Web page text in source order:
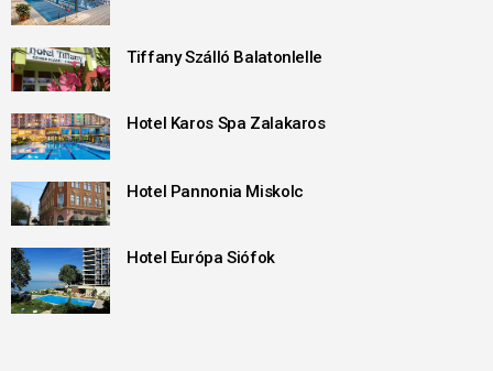
Tiffany Szálló Balatonlelle
Hotel Karos Spa Zalakaros
Hotel Pannonia Miskolc
Hotel Európa Siófok